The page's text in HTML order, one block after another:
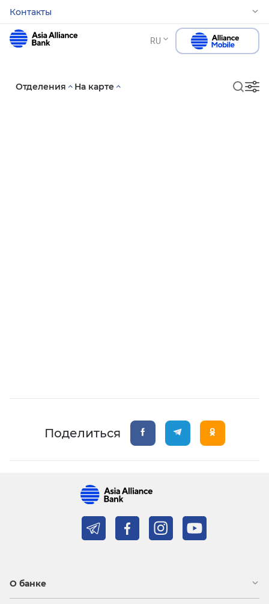
Контакты
RU
Отделения На карте
Поделиться
О банке